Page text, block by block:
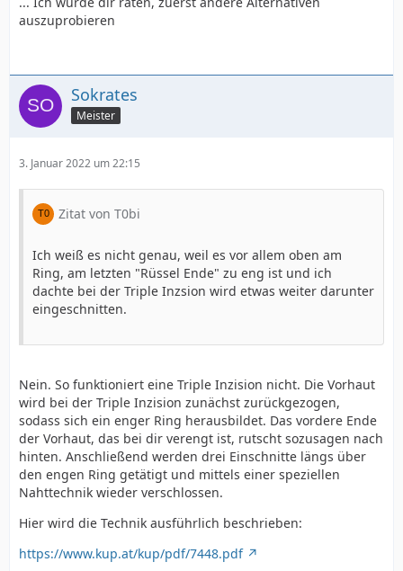
auszuprobieren
Sokrates
Meister
3. Januar 2022 um 22:15
Zitat von T0bi
Ich weiß es nicht genau, weil es vor allem oben am
Ring, am letzten "Rüssel Ende" zu eng ist und ich
dachte bei der Triple Inzsion wird etwas weiter darunter
eingeschnitten.
Nein. So funktioniert eine Triple Inzision nicht. Die Vorhaut
wird bei der Triple Inzision zunächst zurückgezogen,
sodass sich ein enger Ring herausbildet. Das vordere Ende
der Vorhaut, das bei dir verengt ist, rutscht sozusagen nach
hinten. Anschließend werden drei Einschnitte längs über
den engen Ring getätigt und mittels einer speziellen
Nahttechnik wieder verschlossen.
Hier wird die Technik ausführlich beschrieben:
https://www.kup.at/kup/pdf/7448.pdf